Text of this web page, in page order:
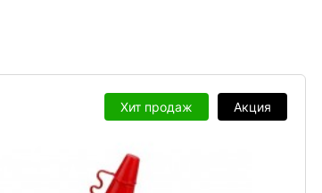
Хит продаж Акция